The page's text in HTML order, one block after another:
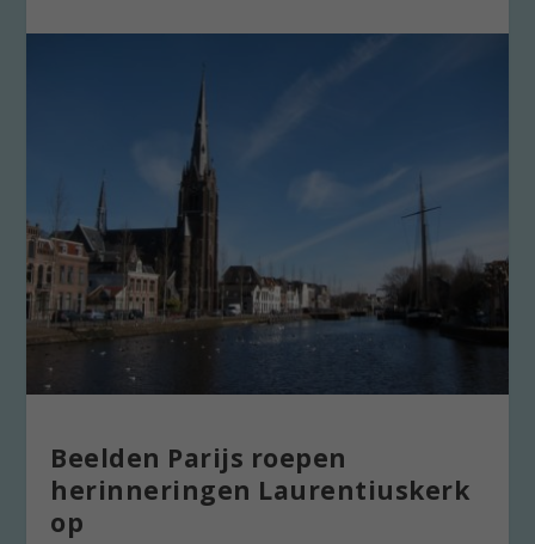
Beelden Parijs roepen
herinneringen Laurentiuskerk
op